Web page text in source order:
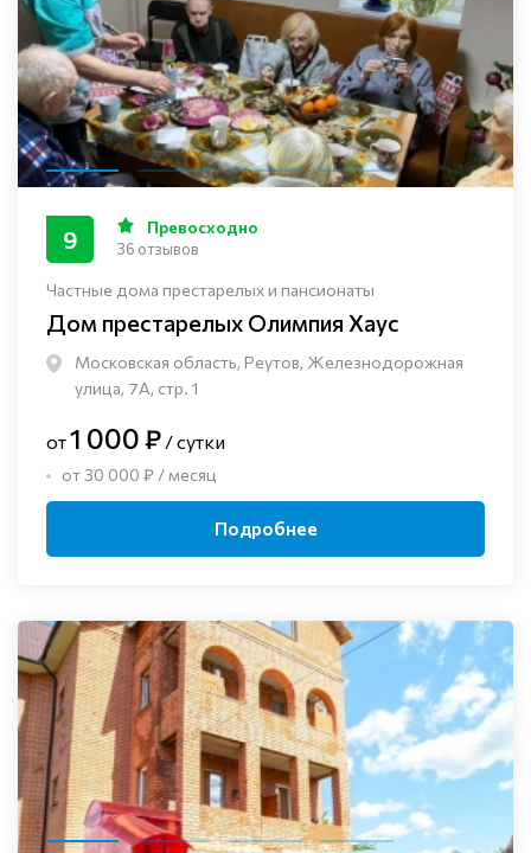
Частные дома престарелых и пансионаты
Дом престарелых Олимпия Хаус
Московская область, Реутов, Железнодорожная
улица, 7А, стр. 1
9 Превосходно
36 отзывов
от1 000 ₽ / сутки
от 30 000 ₽ / месяц
Подробнее